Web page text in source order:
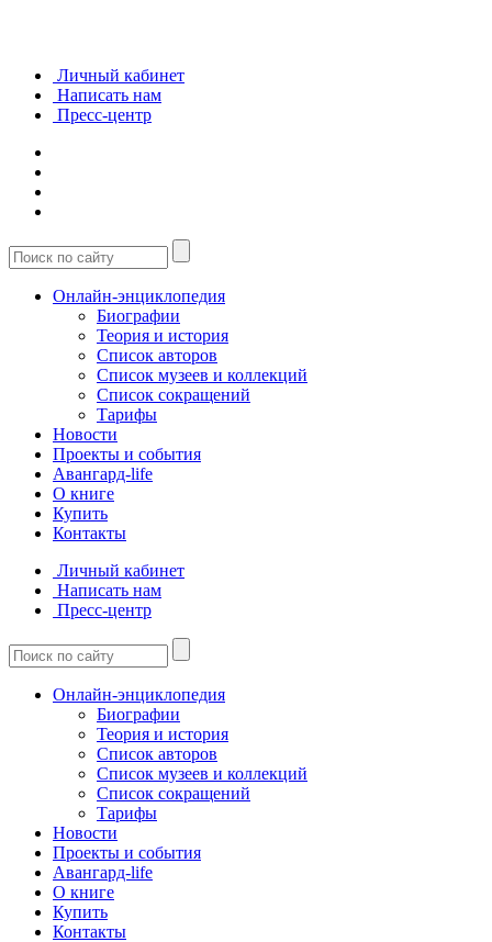
Личный кабинет
Написать нам
Пресс-центр
Онлайн-энциклопедия
Биографии
Теория и история
Список авторов
Список музеев и коллекций
Список сокращений
Тарифы
Новости
Проекты и события
Авангард-life
О книге
Купить
Контакты
Личный кабинет
Написать нам
Пресс-центр
Онлайн-энциклопедия
Биографии
Теория и история
Список авторов
Список музеев и коллекций
Список сокращений
Тарифы
Новости
Проекты и события
Авангард-life
О книге
Купить
Контакты